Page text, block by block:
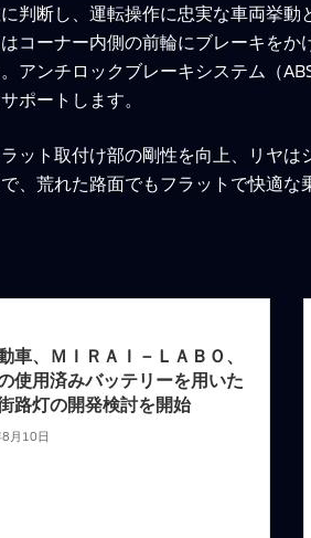
判断し、運転操作に忠実な車両挙
コーナー内側の前輪にブレーキを
アンチロックブレーキシステム（
ポートします。
ット取付け部の剛性を向上、リヤ
、荒れた路面でもフラットで快適な
車、ＭＩＲＡＩ－ＬＡＢＯ、
使用済みバッテリーを用いた
路灯の開発検討を開始
月10日